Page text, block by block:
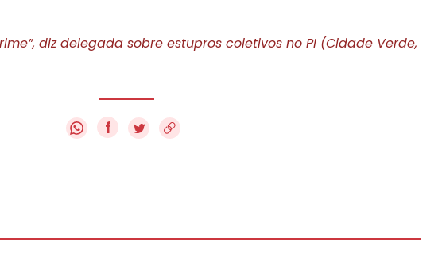
diz delegada sobre estupros coletivos no PI (Cidade Verde,
f